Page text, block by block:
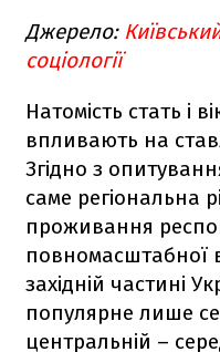
Джерело:
соціології
Натомість стать і
впливають на
Згідно з
саме регіональна
проживання
повномасштабної
західній частині
популярне лише
центральній –